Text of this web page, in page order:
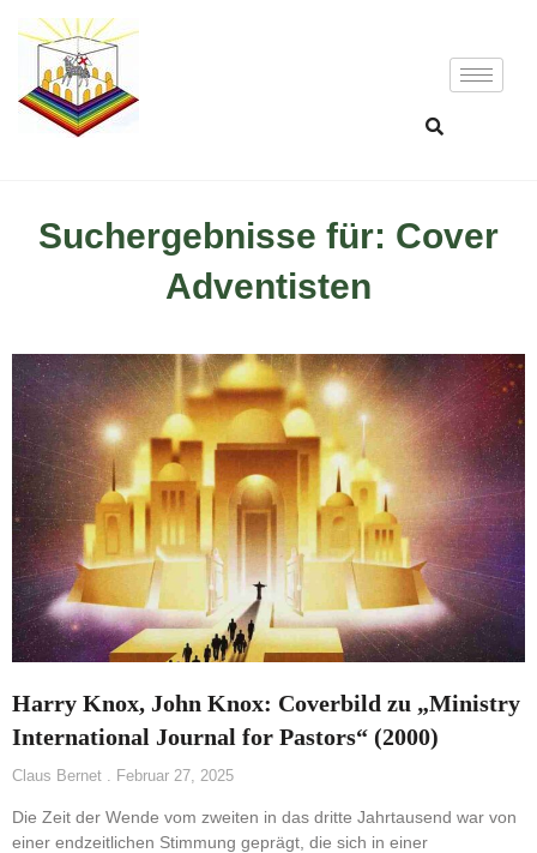
Suchergebnisse für: Cover
Adventisten
Harry Knox, John Knox: Coverbild zu „Ministry
International Journal for Pastors“ (2000)
Claus Bernet Februar 27, 2025
Die Zeit der Wende vom zweiten in das dritte Jahrtausend war von
einer endzeitlichen Stimmung geprägt, die sich in einer